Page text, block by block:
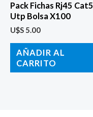
Pack Fichas Rj45 Cat5
Utp Bolsa X100
U$S 5.00
AÑADIR AL
CARRITO